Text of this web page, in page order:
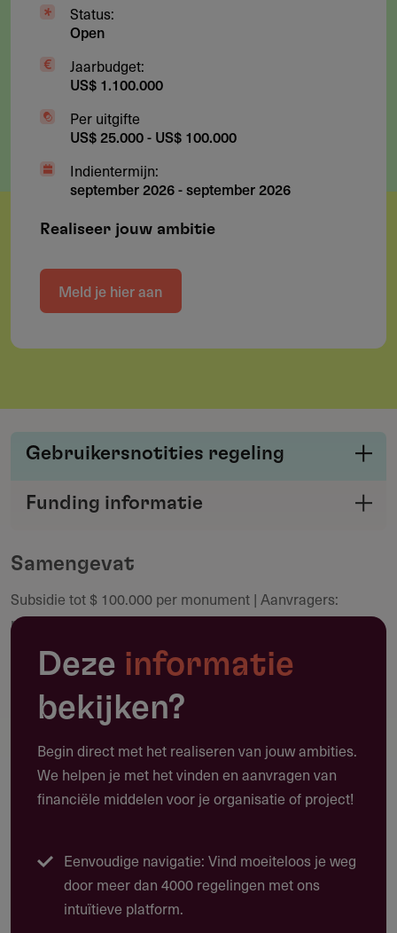
Status:
Open
Jaarbudget:
US$ 1.100.000
Per uitgifte
US$ 25.000 - US$ 100.000
Indientermijn:
september 2026-september 2026
Realiseer jouw ambitie
Meld je hier aan
Samengevat
Subsidie tot $ 100.000 per monument | Aanvragers:
particuliere eigenaren woonhuismonumenten | Deadline:
30 september 2026 | Pilot met eenmalig budget van $
1.100.000
Toepassing
Waarvoor kun je deze subsidie gebruiken?
woonhuizen op Bonaire, Sint Eustatius en Saba.
Achterstallig onderhoud aan het casco en monumentale
Gebruikersnotities regeling
verstrekker met de Fondswervingonline
Maak een notitie
Funding informatie
Deze informatie
bekijken?
Begin direct met het realiseren van jouw ambities.
We helpen je met het vinden en aanvragen van
financiële middelen voor je organisatie of project!
Eenvoudige navigatie: Vind moeiteloos je weg
door meer dan 4000 regelingen met ons
intuïtieve platform.